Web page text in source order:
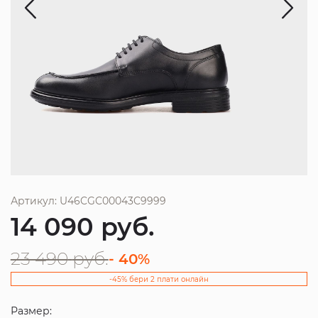
Артикул: U46CGC00043C9999
14 090 руб.
23 490 руб.- 40%
-45% бери 2 плати онлайн
Размер: